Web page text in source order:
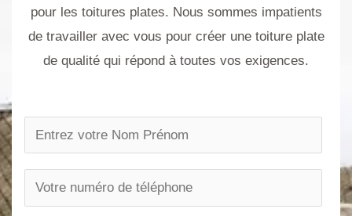
pour les toitures plates. Nous sommes impatients
de travailler avec vous pour créer une toiture plate
de qualité qui répond à toutes vos exigences.
a
h